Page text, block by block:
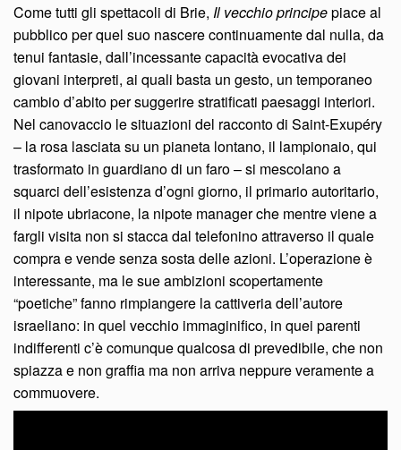
Come tutti gli spettacoli di Brie, Il vecchio principepiace al
pubblico per quel suo nascere continuamente dal nulla, da
tenui fantasie, dall’incessante capacità evocativa dei
giovani interpreti, ai quali basta un gesto, un temporaneo
cambio d’abito per suggerire stratificati paesaggi interiori.
Nel canovaccio le situazioni del racconto di Saint-Exupéry
– la rosa lasciata su un pianeta lontano, il lampionaio, qui
trasformato in guardiano di un faro – si mescolano a
squarci dell’esistenza d’ogni giorno, il primario autoritario,
il nipote ubriacone, la nipote manager che mentre viene a
fargli visita non si stacca dal telefonino attraverso il quale
compra e vende senza sosta delle azioni. L’operazione è
interessante, ma le sue ambizioni scopertamente
“poetiche” fanno rimpiangere la cattiveria dell’autore
israeliano: in quel vecchio immaginifico, in quei parenti
indifferenti c’è comunque qualcosa di prevedibile, che non
spiazza e non graffia ma non arriva neppure veramente a
commuovere.